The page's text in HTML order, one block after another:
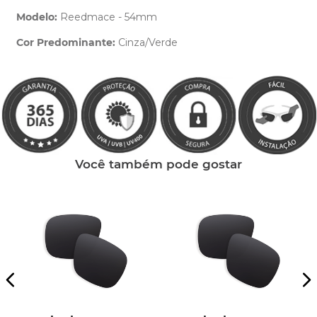
Modelo: Reedmace - 54mm
Cor Predominante: Cinza/Verde
Você também pode gostar